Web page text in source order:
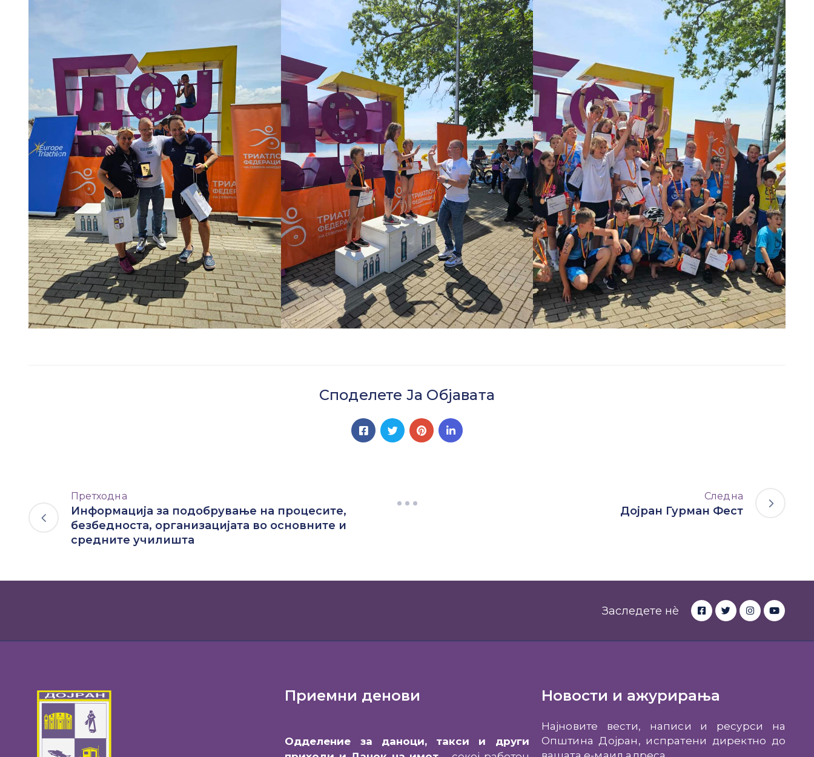
Споделете Ја Објавата
Претходна
Информација за подобрување на процесите,
безбедноста, организацијата во основните и
средните училишта
Следна
Дојран Гурман Фест
Заследете нè
Приемни денови
Одделение за даноци, такси и други
Новости и ажурирања
Најновите вести, написи и ресурси на
Општина Дојран, испратени директно до